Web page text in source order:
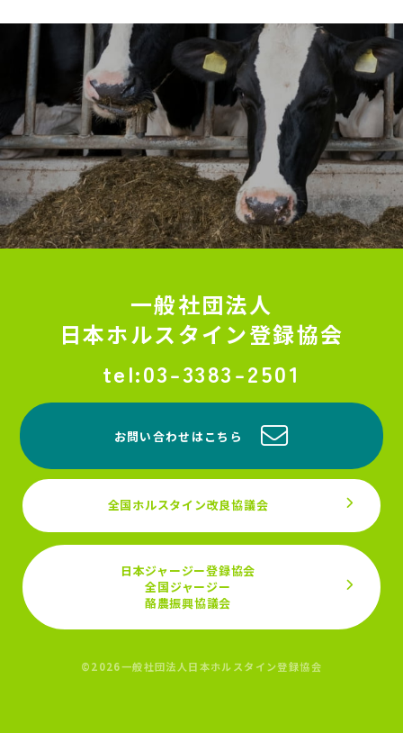
一般社団法人
日本ホルスタイン登録協会
03-3383-2501
お問い合わせはこちら
全国ホルスタイン改良協議会
日本ジャージー登録協会
全国ジャージー
酪農振興協議会
©2026一般社団法人日本ホルスタイン登録協会